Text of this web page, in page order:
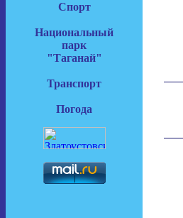
Спорт
Национальный
парк
"Таганай"
Транспорт
Погода